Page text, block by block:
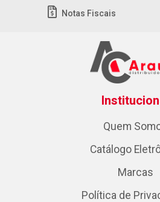
Notas Fiscais
Quem
Catálogo
Marcas
Política de